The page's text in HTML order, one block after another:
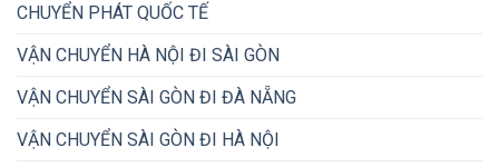
CHUYỂN PHÁT QUỐC TẾ
VẬN CHUYỂN HÀ NỘI ĐI SÀI GÒN
VẬN CHUYỂN SÀI GÒN ĐI ĐÀ NẴNG
VẬN CHUYỂN SÀI GÒN ĐI HÀ NỘI